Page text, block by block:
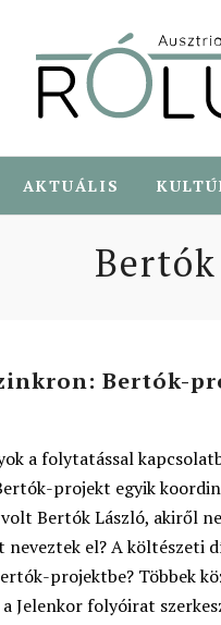
AKTUÁLIS
Bertók-
a folytatással
projekt egyik
volt Bertók László, akiről
el? A költészeti
projektbe? Többek
Jelenkor folyóirat